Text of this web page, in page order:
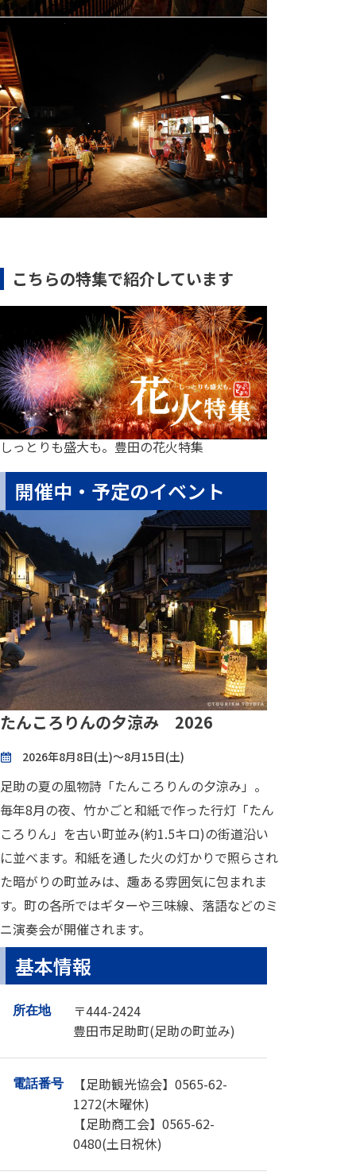
こちらの特集で紹介しています
しっとりも盛大も。豊田の花火特集
開催中・予定のイベント
たんころりんの夕涼み 2026
2026年8月8日(土)～8月15日(土)
足助の夏の風物詩「たんころりんの夕涼み」。
毎年8月の夜、竹かごと和紙で作った行灯「たん
ころりん」を古い町並み(約1.5キロ)の街道沿い
に並べます。和紙を通した火の灯かりで照らされ
た暗がりの町並みは、趣ある雰囲気に包まれま
す。町の各所ではギターや三味線、落語などのミ
ニ演奏会が開催されます。
基本情報
所在地
〒444-2424
豊田市足助町(足助の町並み)
電話番号
【足助観光協会】0565-62-
1272(木曜休)
【足助商工会】0565-62-
0480(土日祝休)